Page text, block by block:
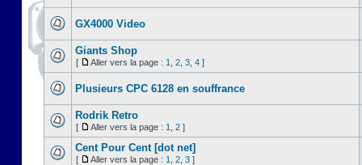
GX4000 Video
Giants Shop
[ Aller vers la page : 1 2 3 4 ]
Plusieurs CPC 6128 en souffrance
Rodrik Retro
[ Aller vers la page : 1 2 ]
Cent Pour Cent [dot net]
[ Aller vers la page : 1 2 3 ]